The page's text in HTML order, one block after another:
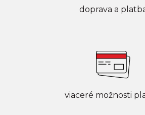
doprava a
viaceré možnosti